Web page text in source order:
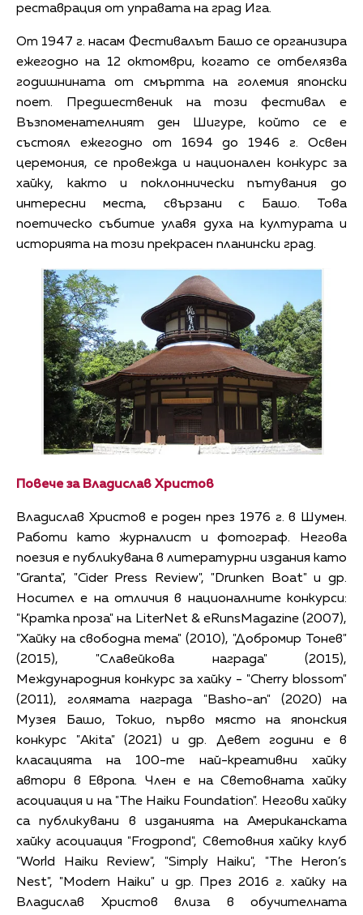
реставрация от управата на град Ига.
От 1947 г. насам Фестивалът Башо се организира
ежегодно на 12 октомври, когато се отбелязва
годишнината от смъртта на големия японски
поет. Предшественик на този фестивал е
Възпоменателният ден Шигуре, който се е
състоял ежегодно от 1694 до 1946 г. Освен
церемония, се провежда и национален конкурс за
хайку, както и поклоннически пътувания до
интересни места, свързани с Башо. Това
поетическо събитие улавя духа на културата и
историята на този прекрасен планински град.
Повече за Владислав Христов
Владислав Христов е роден през 1976 г. в Шумен.
Работи като журналист и фотограф. Негова
поезия е публикувана в литературни издания като
"Granta", "Cider Press Review", "Drunken Boat" и др.
Носител е на отличия в националните конкурси:
"Кратка проза" на LiterNet & eRunsMagazine (2007),
"Хайку на свободна тема" (2010), "Добромир Тонев"
(2015), "Славейкова награда" (2015),
Международния конкурс за хайку - "Cherry blossom"
(2011), голямата награда "Basho-an" (2020) на
Музея Башо, Токио, първо място на японския
конкурс "Akita" (2021) и др. Девет години е в
класацията на 100-те най-креативни хайку
автори в Европа. Член е на Световната хайку
асоциация и на "The Haiku Foundation". Негови хайку
са публикувани в изданията на Американската
хайку асоциация "Frogpond", Световния хайку клуб
"World Haiku Review", "Simply Haiku", "The Heron’s
Nest", "Modern Haiku" и др. През 2016 г. хайку на
Владислав Христов влиза в обучителната